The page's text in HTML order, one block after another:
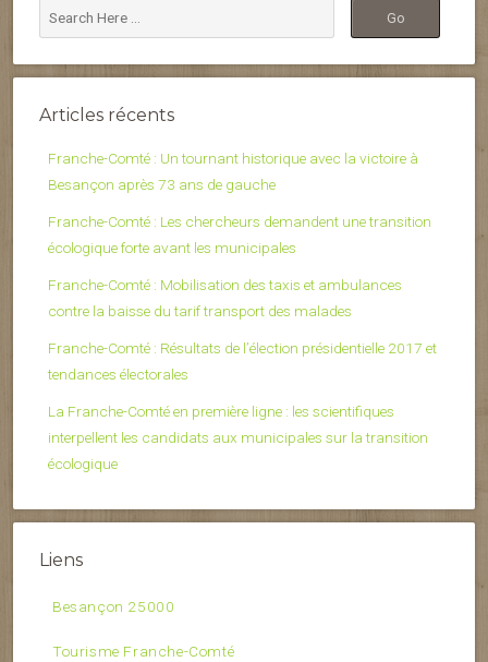
Articles récents
Franche-Comté : Un tournant historique avec la victoire à
Besançon après 73 ans de gauche
Franche-Comté : Les chercheurs demandent une transition
écologique forte avant les municipales
Franche-Comté : Mobilisation des taxis et ambulances
contre la baisse du tarif transport des malades
Franche-Comté : Résultats de l’élection présidentielle 2017 et
tendances électorales
La Franche-Comté en première ligne : les scientifiques
interpellent les candidats aux municipales sur la transition
écologique
Liens
Besançon 25000
Tourisme Franche-Comté